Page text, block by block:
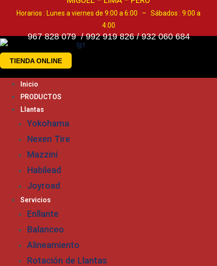
Horarios : Lunes a viernes de 9:00 a 6:00 – Sábados : 9:00 a
4:00
967 828 079 / 992 919 826 / 932 060 684
TIENDA ONLINE
Inicio
PRODUCTOS
Llantas
Yokohama
Nexen Tire
Mazzini
Habilead
Joyroad
Servicios
Enllante
Balanceo
Alineamiento
Rotación de Llantas